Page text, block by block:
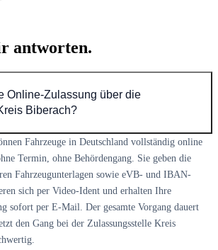
antworten.
Online-Zulassung über die
Biberach?
Fahrzeuge in Deutschland vollständig online
Termin, ohne Behördengang. Sie geben die
Fahrzeugunterlagen sowie eVB- und IBAN-
sich per Video-Ident und erhalten Ihre
sofort per E-Mail. Der gesamte Vorgang dauert
den Gang bei der Zulassungsstelle Kreis